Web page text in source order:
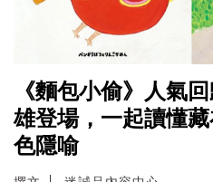
《麵包小偷》人氣
雄登場，一起讀懂
色隱喻